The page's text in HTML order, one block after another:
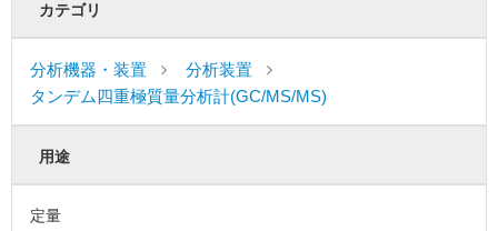
カテゴリ
分析機器・装置
分析装置
タンデム四重極質量分析計(GC/MS/MS)
用途
定量